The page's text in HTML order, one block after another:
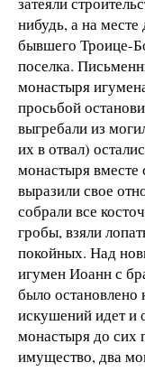
нибудь, а на
бывшего Троице-
поселка.
монастыря
просьбой
выгребали из
их в отвал)
монастыря
выразили свое
собрали все
гробы, взяли
покойных. Над
игумен Иоанн с
было
искушений идет и
монастыря до сих
имущество, два